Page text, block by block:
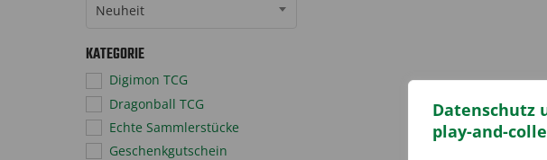
Datenschutz
play-and-
Neuheit
KATEGORIE
Digimon TCG
Dragonball TCG
Echte Sammlerstücke
Geschenkgutschein